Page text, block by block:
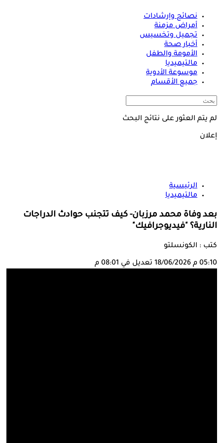
نصائح وإرشادات
أمراض مزمنة
تجميل وتخسيس
أخبار صحة
الأمومة والطفل
مالتيميديا
موسوعة الأدوية
جميع الأقسام
لم يتم العثور على نتائج البحث
إعلان
الرئيسية
مالتيميديا
بعد وفاة محمد مرزبان- كيف تتجنب حوادث الدراجات
النارية؟ "فيديوجرافيك"
كتب : الكونسلتو
05:10 م 18/06/2026 تعديل في 08:01 م